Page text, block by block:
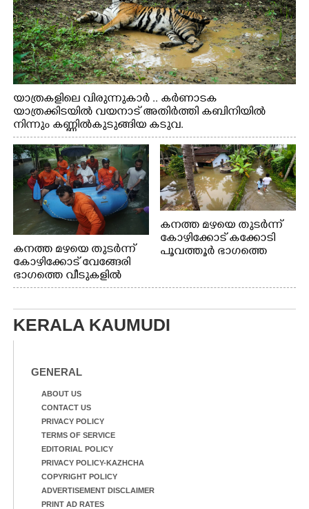
യാത്രകളിലെ വിരുന്നുകാർ .. കർണാടക
യാത്രക്കിടയിൽ വയനാട് അതിർത്തി കബിനിയിൽ
നിന്നും കണ്ണിൽകുടുങ്ങിയ കടുവ.
കനത്ത മഴയെ തുടർന്ന്
കോഴിക്കോട് വേങ്ങേരി
ഭാഗത്തെ വീടുകളിൽ
വെള്ളം
മാറ്റുന്ന സുരക്ഷാസേനാം
ഗങ്ങൾ
കനത്ത മഴയെ തുടർന്ന്
കോഴിക്കോട് കക്കോടി
പൂവത്തൂർ ഭാഗത്തെ
KERALA KAUMUDI
GENERAL
ABOUT US
CONTACT US
PRIVACY POLICY
TERMS OF SERVICE
EDITORIAL POLICY
PRIVACY POLICY-KAZHCHA
COPYRIGHT POLICY
ADVERTISEMENT DISCLAIMER
PRINT AD RATES